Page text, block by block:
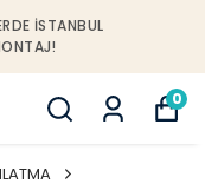
İSTANBUL
0